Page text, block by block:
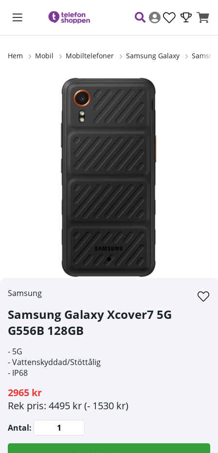
Hem Mobil Mobiltelefoner Samsung Galaxy
Samsung
Samsung Galaxy Xcover7 5G
G556B 128GB
- 5G
-Vattenskyddad/Stöttålig
- IP68
2965 kr
Rek pris: 4495 kr(- 1530 kr)
Antal: